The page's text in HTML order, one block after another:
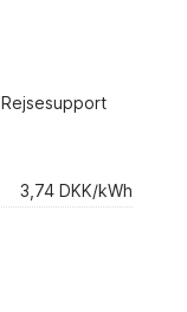
Rejsesupport
3,74 DKK/kWh